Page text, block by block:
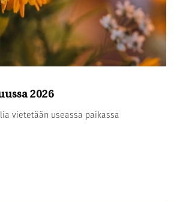
2026
vietetään useassa paikassa